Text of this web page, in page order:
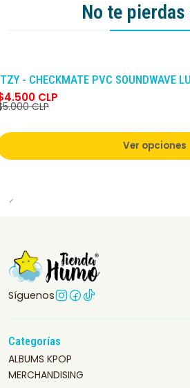
No te
- CHECKMATE PVC SOUNDWAVE
CLP
CLP
Ver opciones
Síguenos
Categorías
ALBUMS KPOP
MERCHANDISING